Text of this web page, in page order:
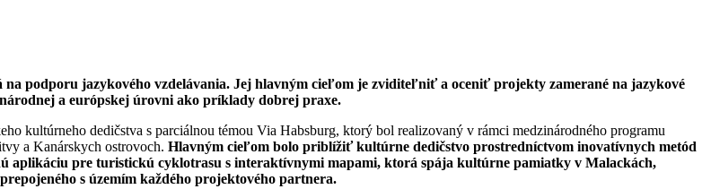
podporu jazykového vzdelávania. Jej hlavným cieľom je zviditeľniť a oceniť projekty zamerané na jazykové
a európskej úrovni ako príklady dobrej praxe.
kultúrneho dedičstva s parciálnou témou Via Habsburg, ktorý bol realizovaný v rámci medzinárodného programu
a Kanárskych ostrovoch. Hlavným cieľom bolo priblížiť kultúrne dedičstvo prostredníctvom inovatívnych metód
aplikáciu pre turistickú cyklotrasu s interaktívnymi mapami, ktorá spája kultúrne pamiatky v Malackách,
s územím každého projektového partnera.